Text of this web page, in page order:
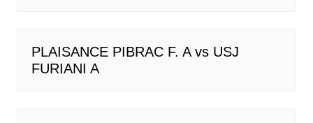
PLAISANCE PIBRAC F. A vs USJ
FURIANI A